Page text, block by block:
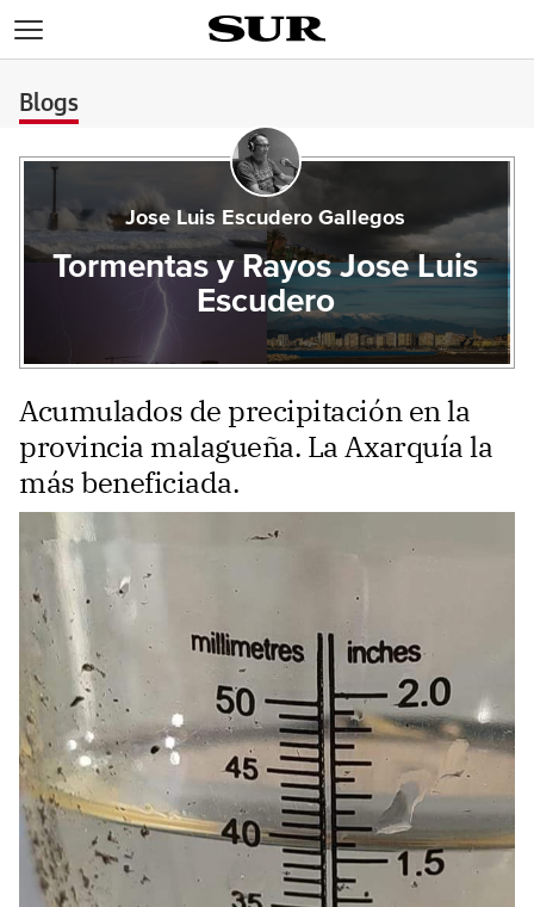
Blogs
Jose Luis Escudero Gallegos
Tormentas y Rayos Jose Luis
Escudero
Acumulados de precipitación en la
provincia malagueña. La Axarquía la
más beneficiada.